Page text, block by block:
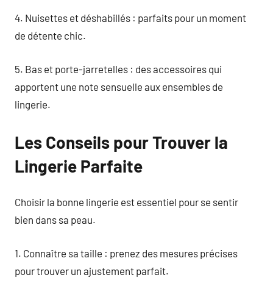
4. Nuisettes et déshabillés : parfaits pour un moment
de détente chic.
5. Bas et porte-jarretelles : des accessoires qui
apportent une note sensuelle aux ensembles de
lingerie.
Les Conseils pour Trouver la
Lingerie Parfaite
Choisir la bonne lingerie est essentiel pour se sentir
bien dans sa peau.
1. Connaître sa taille : prenez des mesures précises
pour trouver un ajustement parfait.